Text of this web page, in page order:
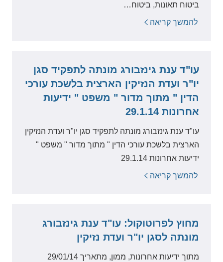
ביטוח תאונות, ביטוח…
להמשך קריאה
עו"ד ענת גינזבורג מונתה לתפקיד סגן
יו"ר ועדת הנזיקין הארצית בלשכת עורכי
הדין " מתוך מדור " משפט " ידיעות
אחרונות 29.1.14
עו"ד ענת גינזבורג מונתה לתפקיד סגן יו"ר ועדת הנזיקין
הארצית בלשכת עורכי הדין " מתוך מדור " משפט "
ידיעות אחרונות 29.1.14
להמשך קריאה
מחוץ לפרוטוקול: עו"ד ענת גינזבורג
מונתה לסגן יו"ר ועדת נזיקין
מתוך ידיעות אחרונות, ממון, מתאריך 29/01/14